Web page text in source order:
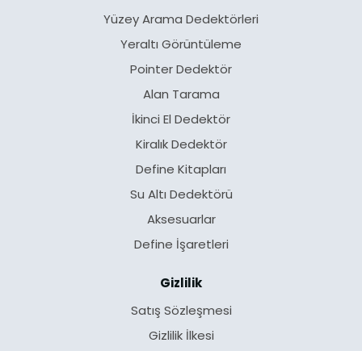
Yüzey Arama Dedektörleri
Yeraltı Görüntüleme
Pointer Dedektör
Alan Tarama
İkinci El Dedektör
Kiralık Dedektör
Define Kitapları
Su Altı Dedektörü
Aksesuarlar
Define İşaretleri
Gizlilik
Satış Sözleşmesi
Gizlilik İlkesi